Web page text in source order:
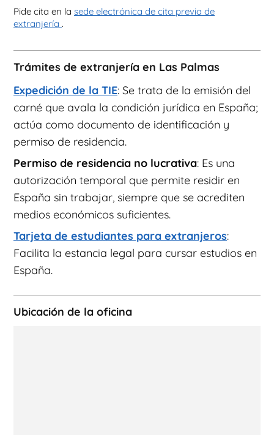
Pide cita en la sede electrónica de cita previa de
extranjería .
Trámites de extranjería en Las Palmas
Expedición de la TIE: Se trata de la emisión del
carné que avala la condición jurídica en España;
actúa como documento de identificación y
permiso de residencia.
Permiso de residencia no lucrativa: Es una
autorización temporal que permite residir en
España sin trabajar, siempre que se acrediten
medios económicos suficientes.
Tarjeta de estudiantes para extranjeros:
Facilita la estancia legal para cursar estudios en
España.
Ubicación de la oficina